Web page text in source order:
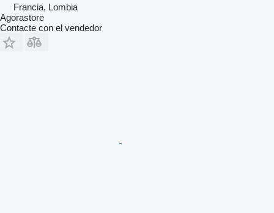
Francia, Lombia
Agorastore
Contacte con el vendedor